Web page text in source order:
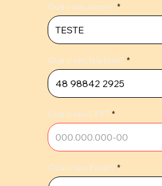
Qua o seu nome?
Qua o seu Email?
Qua o seu telefone?
Qua o seu CPF?